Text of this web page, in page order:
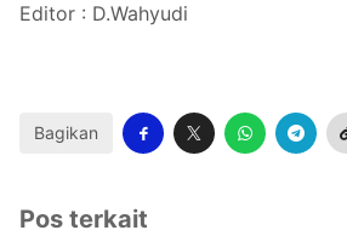
Editor : D.Wahyudi
Bagikan
Pos terkait